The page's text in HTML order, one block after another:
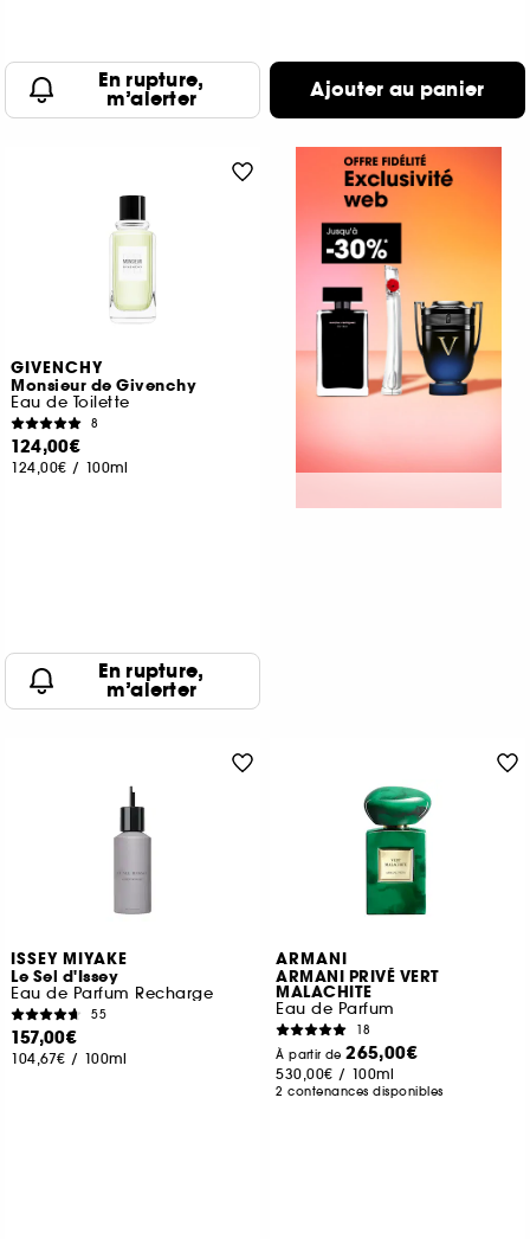
En rupture,
m’alerter Ajouter au panier
GIVENCHY
Monsieur de Givenchy
Eau de Toilette
8
124,00€
124,00€ / 100ml
En rupture,
m’alerter
ISSEY MIYAKE
Le Sel d'Issey
Eau de Parfum Recharge
55
157,00€
104,67€ / 100ml
ARMANI
ARMANI PRIVÉ VERT
MALACHITE
Eau de Parfum
18
À partir de265,00€
530,00€ / 100ml
2 contenances disponibles